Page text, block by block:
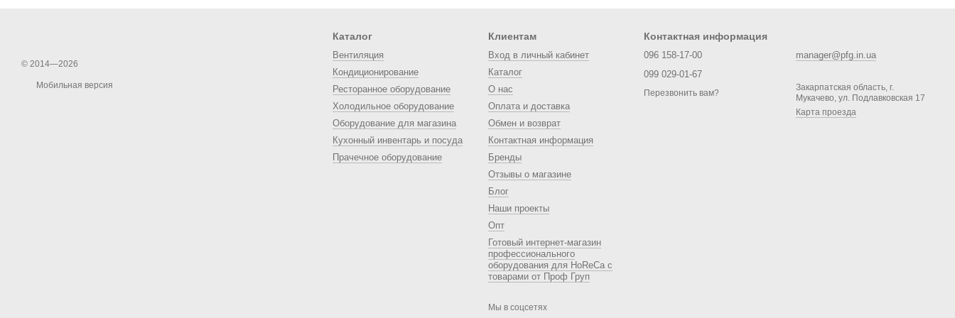
© 2014—2026
Мобильная версия
Каталог
Вентиляция
Кондиционирование
Ресторанное оборудование
Холодильное оборудование
Оборудование для магазина
Кухонный инвентарь и посуда
Прачечное оборудование
Клиентам
Вход в личный кабинет
Каталог
О нас
Оплата и доставка
Обмен и возврат
Контактная информация
Бренды
Отзывы о магазине
Блог
Наши проекты
Опт
Готовый интернет-магазин
профессионального
оборудования для HoReCa с
товарами от Проф Груп
Мы в соцсетях
Контактная информация
096 158-17-00
099 029-01-67
Перезвонить вам?
manager@pfg.in.ua
Закарпатская область, г.
Мукачево, ул. Подлавковская 17
Карта проезда